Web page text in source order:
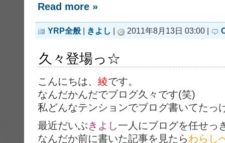
Read more »
YRP全般 | きよし | 2011年8月13日 03:00 |
久々登場っ☆
こんにちは、 綾です。
なんだかんだでブログ久々です(笑)
私どんなテンションでブログ書いてたっ
最近だいぶきよし一人にブログを任せっ
なんだか前に書いた記事を見たらわらし